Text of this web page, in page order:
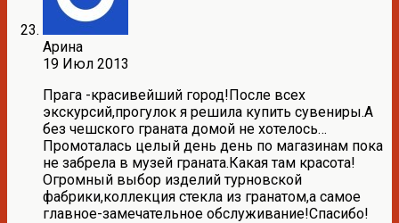
Арина
19 Июл 2013
Прага -красивейший город!После всех
экскурсий,прогулок я решила купить сувениры.А
без чешского граната домой не хотелось…
Промоталась целый день день по магазинам пока
не забрела в музей граната.Какая там красота!
Огромный выбор изделий турновской
фабрики,коллекция стекла из гранатом,а самое
главное-замечательное обслуживание!Спасибо!